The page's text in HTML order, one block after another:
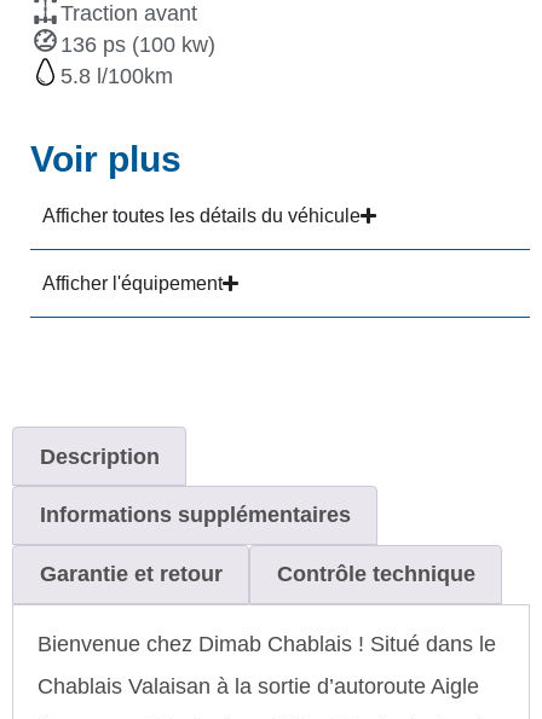
Traction avant
136 ps (100 kw)
5.8
Voir plus
Afficher toutes les détails du véhicule
Afficher l'équipement
Description
Informations supplémentaires
Garantie et retour Contrôle technique
Bienvenue chez Dimab Chablais ! Situé dans le
Chablais Valaisan à la sortie d’autoroute Aigle